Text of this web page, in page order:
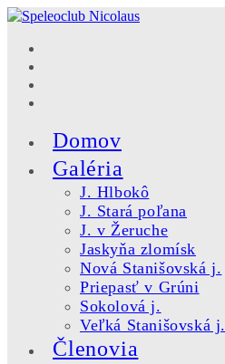
Skip
content
Domov
Galéria
J. Hlbokô
J. Stará poľana
J. v Žeruche
Jaskyňa zlomísk
Nová Stanišovská j.
Priepasť v Grúni
Sokolová j.
Veľká Stanišovská j.
Členovia